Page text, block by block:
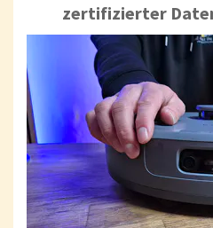
zertifizierter